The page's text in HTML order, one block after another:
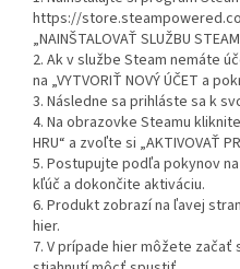
https://
„NAINŠTALOVAŤ SLUŽBU
2. Ak v službe Steam nemáte
na „VYTVORIŤ NOVÝ ÚČET a
3. Následne sa prihláste sa k
4. Na obrazovke Steamu
HRU“ a zvoľte si „AKTIVOVAŤ
5. Postupujte podľa pokynov
kľúč a dokončite aktiváciu.
6. Produkt zobrazí na ľavej
hier.
7. V prípade hier môžete